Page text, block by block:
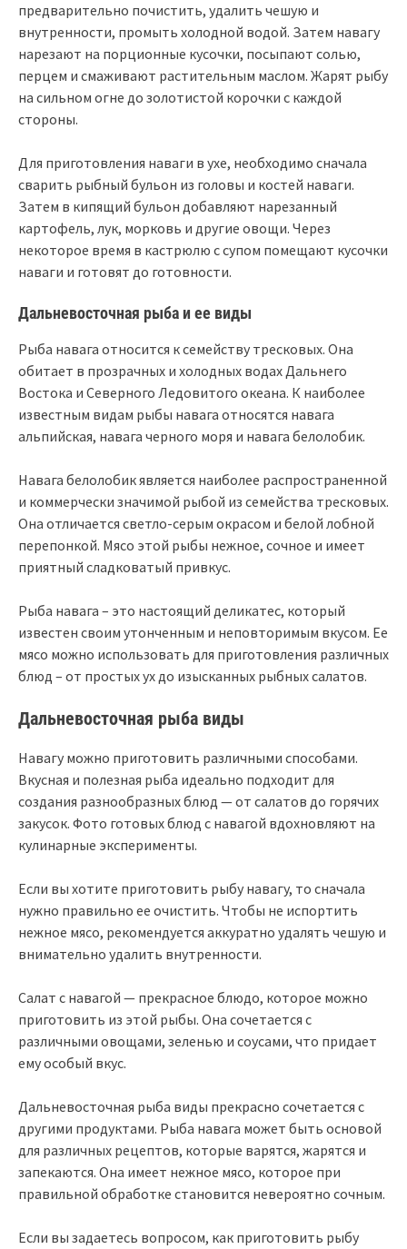
предварительно почистить, удалить чешую и
внутренности, промыть холодной водой. Затем навагу
нарезают на порционные кусочки, посыпают солью,
перцем и смаживают растительным маслом. Жарят рыбу
на сильном огне до золотистой корочки с каждой
стороны.
Для приготовления наваги в ухе, необходимо сначала
сварить рыбный бульон из головы и костей наваги.
Затем в кипящий бульон добавляют нарезанный
картофель, лук, морковь и другие овощи. Через
некоторое время в кастрюлю с супом помещают кусочки
наваги и готовят до готовности.
Дальневосточная рыба и ее виды
Рыба навага относится к семейству тресковых. Она
обитает в прозрачных и холодных водах Дальнего
Востока и Северного Ледовитого океана. К наиболее
известным видам рыбы навага относятся навага
альпийская, навага черного моря и навага белолобик.
Навага белолобик является наиболее распространенной
и коммерчески значимой рыбой из семейства тресковых.
Она отличается светло-серым окрасом и белой лобной
перепонкой. Мясо этой рыбы нежное, сочное и имеет
приятный сладковатый привкус.
Рыба навага – это настоящий деликатес, который
известен своим утонченным и неповторимым вкусом. Ее
мясо можно использовать для приготовления различных
блюд – от простых ух до изысканных рыбных салатов.
Дальневосточная рыба виды
Навагу можно приготовить различными способами.
Вкусная и полезная рыба идеально подходит для
создания разнообразных блюд — от салатов до горячих
закусок. Фото готовых блюд с навагой вдохновляют на
кулинарные эксперименты.
Если вы хотите приготовить рыбу навагу, то сначала
нужно правильно ее очистить. Чтобы не испортить
нежное мясо, рекомендуется аккуратно удалять чешую и
внимательно удалить внутренности.
Салат с навагой — прекрасное блюдо, которое можно
приготовить из этой рыбы. Она сочетается с
различными овощами, зеленью и соусами, что придает
ему особый вкус.
Дальневосточная рыба виды прекрасно сочетается с
другими продуктами. Рыба навага может быть основой
для различных рецептов, которые варятся, жарятся и
запекаются. Она имеет нежное мясо, которое при
правильной обработке становится невероятно сочным.
Если вы задаетесь вопросом, как приготовить рыбу